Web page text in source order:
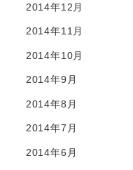
2014年12月
2014年11月
2014年10月
2014年9月
2014年8月
2014年7月
2014年6月